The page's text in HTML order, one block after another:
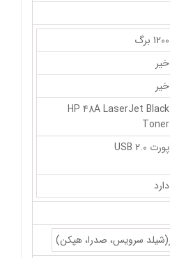
1200 برگ
خیر
خیر
HP 48A LaserJet Black
Toner
پورت USB 2.0
دارد